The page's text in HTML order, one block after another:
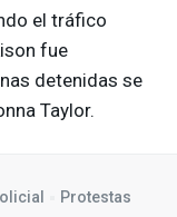
el tráfico
fue
detenidas se
Taylor.
Protestas